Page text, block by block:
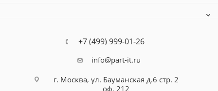
+7 (499) 999-01-26
info@part-it.ru
г. Москва, ул. Бауманская д.6 стр. 2
оф. 212